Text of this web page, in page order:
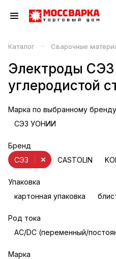
Каталог – Сварочные
Электроды СЭЗ
углеродистой
Марка по выбранному бренду
СЭЗ УОНИИ
Бренд
CASTOLIN
СЭЗ
Упаковка
картонная упаковка
Род тока
AC/DC (переменный/
Марка